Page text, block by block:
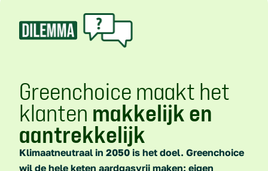
Greenchoice maakt het
klantenmakkelijk en
aantrekkelijk
Klimaatneutraal in 2050 is het doel. Greenchoice
wil de hele keten aardgasvrij maken: eigen